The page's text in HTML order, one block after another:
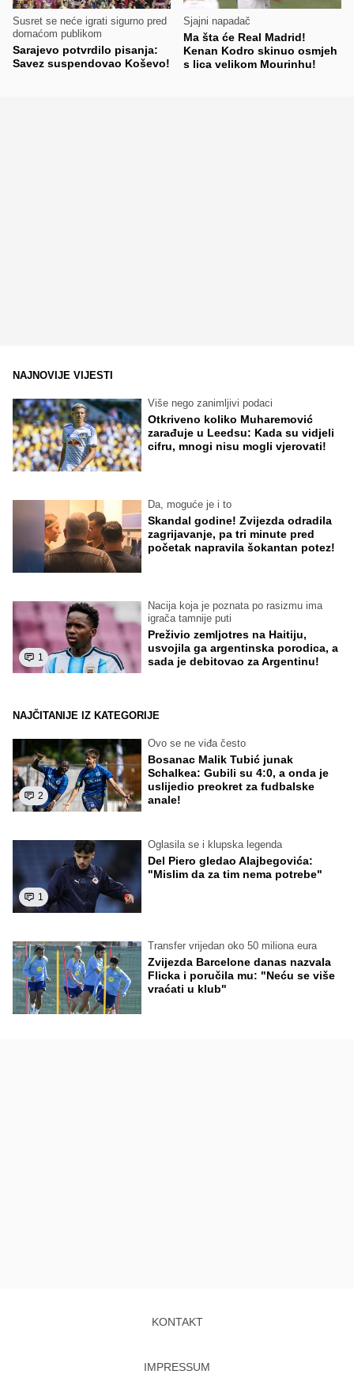
Susret se neće igrati sigurno pred
domaćom publikom
Sarajevo potvrdilo pisanja:
Savez suspendovao Koševo!
Sjajni napadač
Ma šta će Real Madrid!
Kenan Kodro skinuo osmjeh
s lica velikom Mourinhu!
NAJNOVIJE VIJESTI
Više nego zanimljivi podaci
Otkriveno koliko Muharemović
zarađuje u Leedsu: Kada su vidjeli
cifru, mnogi nisu mogli vjerovati!
Da, moguće je i to
Skandal godine! Zvijezda odradila
zagrijavanje, pa tri minute pred
početak napravila šokantan potez!
1
Nacija koja je poznata po rasizmu ima
igrača tamnije puti
Preživio zemljotres na Haitiju,
usvojila ga argentinska porodica, a
sada je debitovao za Argentinu!
NAJČITANIJE IZ KATEGORIJE
2
Ovo se ne viđa često
Bosanac Malik Tubić junak
Schalkea: Gubili su 4:0, a onda je
uslijedio preokret za fudbalske
anale!
1
Oglasila se i klupska legenda
Del Piero gledao Alajbegovića:
"Mislim da za tim nema potrebe"
Transfer vrijedan oko 50 miliona eura
Zvijezda Barcelone danas nazvala
Flicka i poručila mu: "Neću se više
vraćati u klub"
KONTAKT
IMPRESSUM